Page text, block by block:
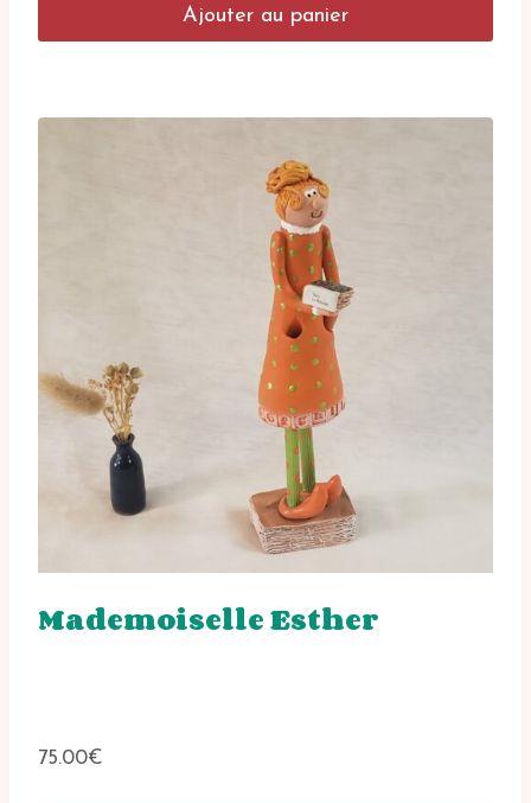
Ajouter au panier
Mademoiselle Esther
75.00€